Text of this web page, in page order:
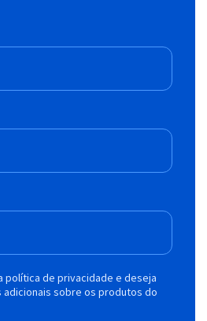
política de privacidade e deseja
sobre os produtos do